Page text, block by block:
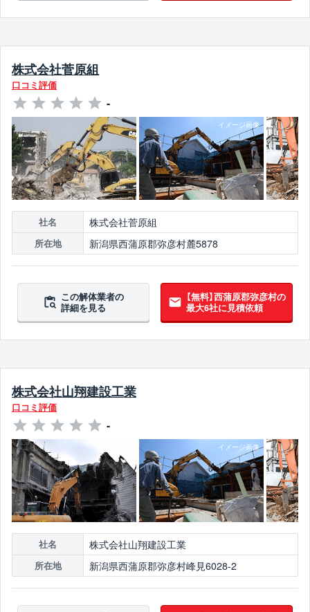
株式会社菅原組
口コミ評価
-
社名 株式会社菅原組
所在地 新潟県西蒲原郡弥彦村麓5878
この解体業者の
詳細を見る
【無料】西蒲原郡弥彦村の
最大6社に見積依頼
株式会社山翔建設工業
口コミ評価
-
社名 株式会社山翔建設工業
所在地 新潟県西蒲原郡弥彦村峰見6028-2